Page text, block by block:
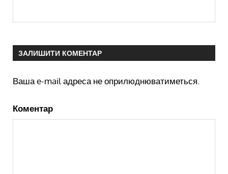
ЗАЛИШИТИ КОМЕНТАР
Ваша e-mail адреса не оприлюднюватиметься.
Коментар